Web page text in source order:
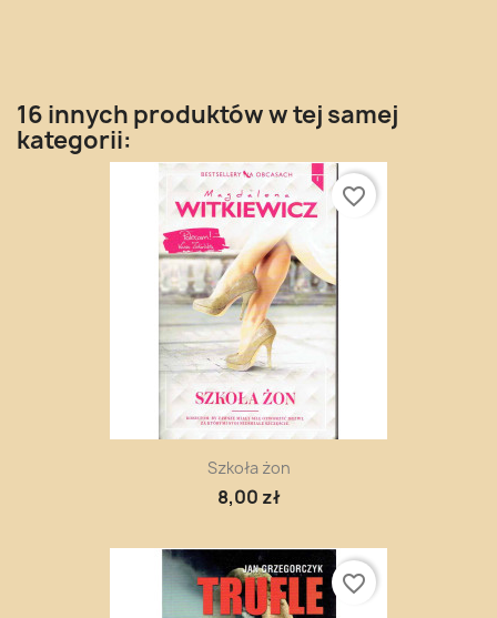
16 innych produktów w tej samej
kategorii:
Szkoła żon
8,00 zł
favorite_border
favorite_border